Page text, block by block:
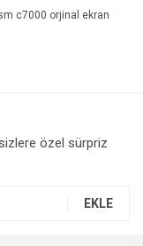
c7000 orjinal ekran
özel sürpriz
EKLE